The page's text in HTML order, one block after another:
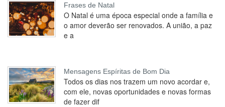
Frases de Natal
O Natal é uma época especial onde a família e
o amor deverão ser renovados. A união, a paz
e a
Mensagens Espíritas de Bom Dia
Todos os dias nos trazem um novo acordar e,
com ele, novas oportunidades e novas formas
de fazer dif